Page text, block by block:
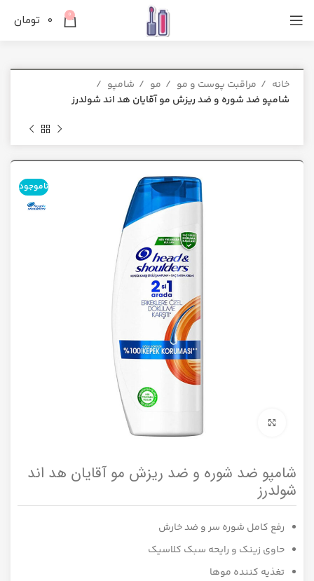
0
0 تومان
خانه مراقبت پوست و مو مو
شامپو
شامپو ضد شوره و ضد ریزش مو آقایان هد اند شولدرز
ناموجود
شامپو ضد شوره و ضد ریزش مو آقایان هد اند
شولدرز
رفع کامل شوره سر و ضد خارش
حاوی زینک و رایحه سبک کلاسیک
تغذیه کننده موها